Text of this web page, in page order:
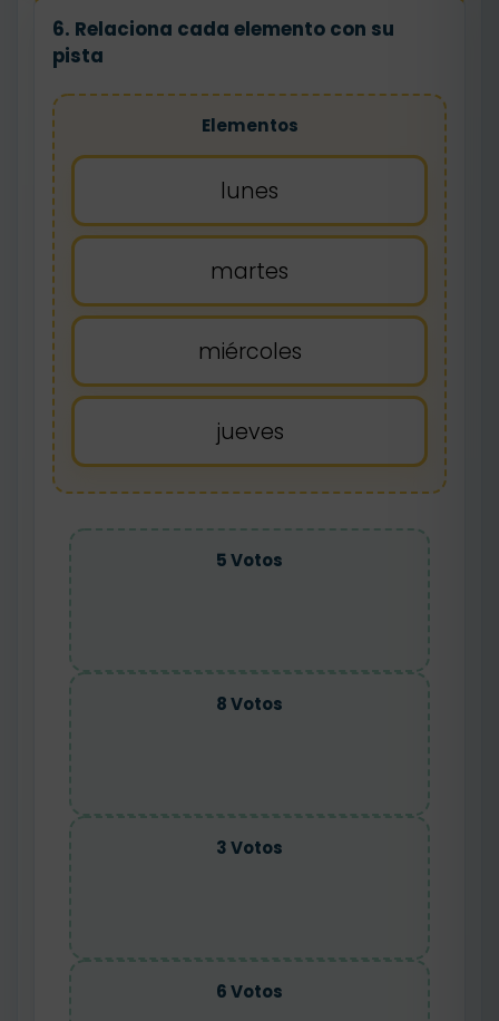
6. Relaciona cada elemento con su
pista
Elementos
lunes
martes
miércoles
jueves
5 Votos
8 Votos
3 Votos
6 Votos